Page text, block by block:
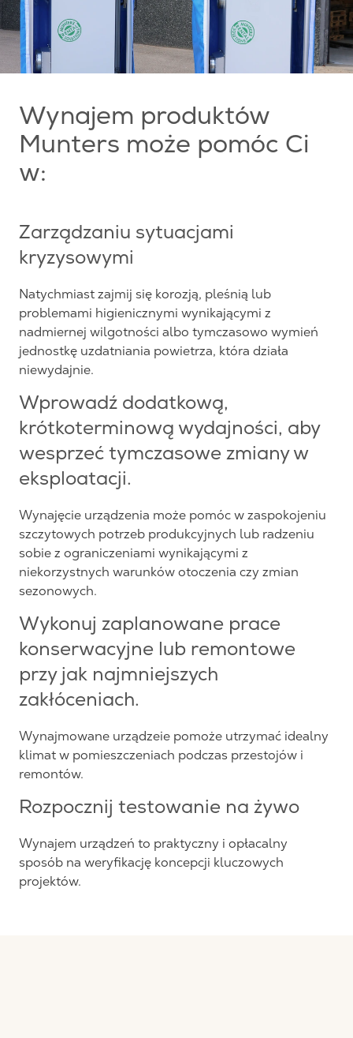
Wynajem produktów
Munters może pomóc Ci
w:
Zarządzaniu sytuacjami
kryzysowymi
Natychmiast zajmij się korozją, pleśnią lub
problemami higienicznymi wynikającymi z
nadmiernej wilgotności albo tymczasowo wymień
jednostkę uzdatniania powietrza, która działa
niewydajnie.
Wprowadź dodatkową,
krótkoterminową wydajności, aby
wesprzeć tymczasowe zmiany w
eksploatacji.
Wynajęcie urządzenia może pomóc w zaspokojeniu
szczytowych potrzeb produkcyjnych lub radzeniu
sobie z ograniczeniami wynikającymi z
niekorzystnych warunków otoczenia czy zmian
sezonowych.
Wykonuj zaplanowane prace
konserwacyjne lub remontowe
przy jak najmniejszych
zakłóceniach.
Wynajmowane urządzeie pomoże utrzymać idealny
klimat w pomieszczeniach podczas przestojów i
remontów.
Rozpocznij testowanie na żywo
Wynajem urządzeń to praktyczny i opłacalny
sposób na weryfikację koncepcji kluczowych
projektów.